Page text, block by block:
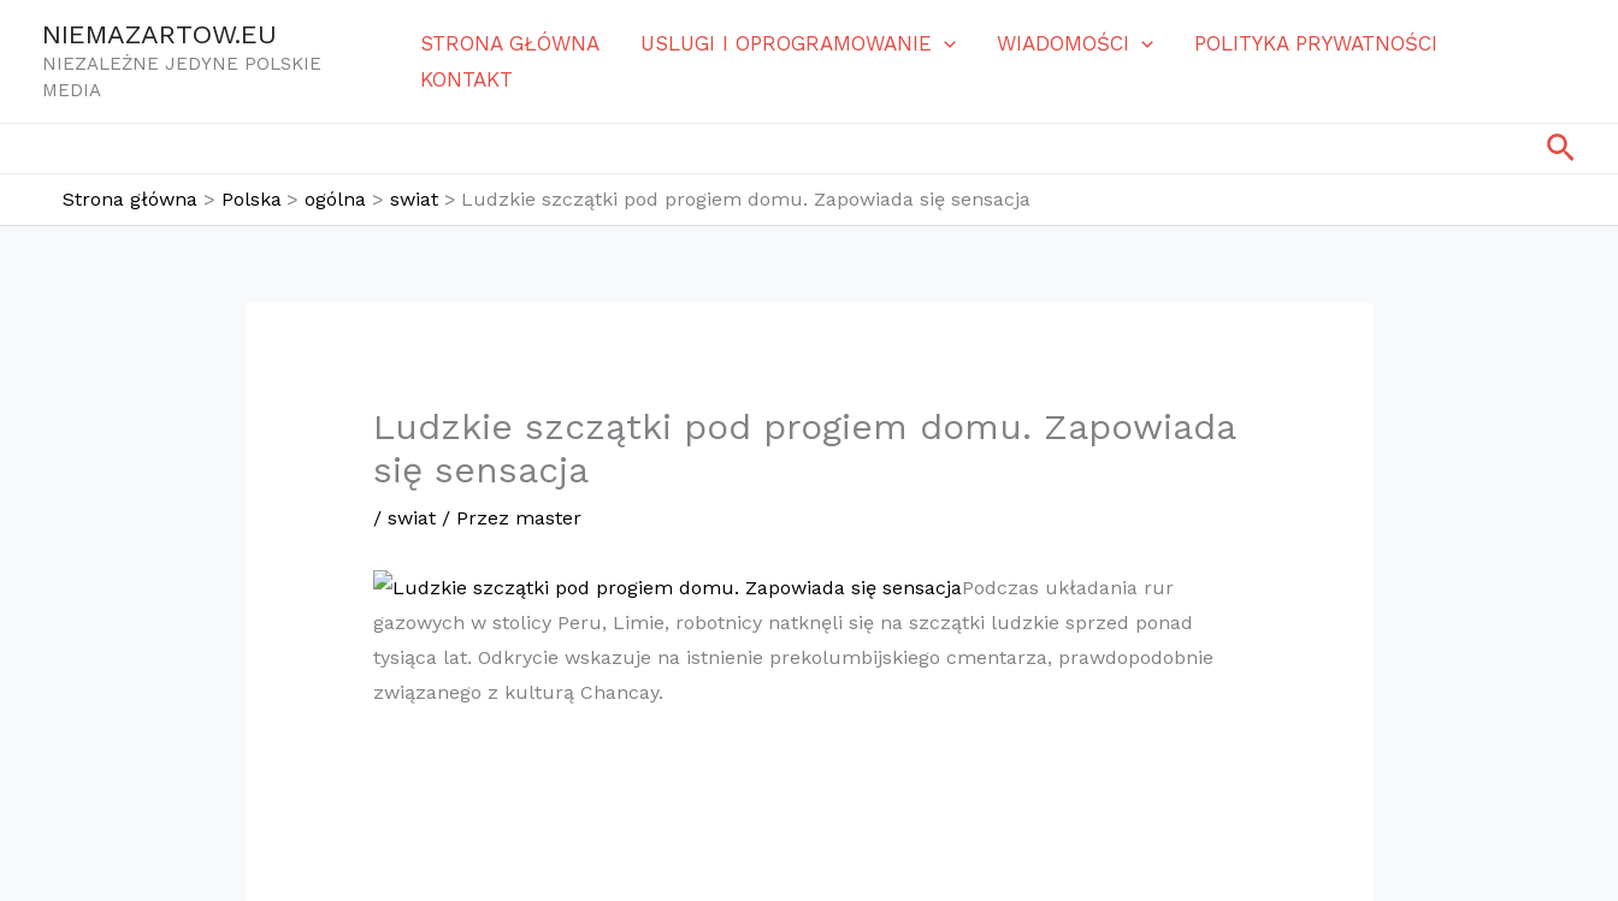
treści
NIEMAZARTOW.EU
NIEZALEŻNE JEDYNE POLSKIE
MEDIA
STRONA GŁÓWNA USLUGI I OPROGRAMOWANIE WIADOMOŚCI
POLITYKA PRYWATNOŚCI
KONTAKT
Strona główna Polska ogólna swiat Ludzkie szczątki pod progiem domu. Zapowiada się sensacja
Ludzkie szczątki pod progiem domu. Zapowiada
się sensacja
/swiat / Przez master
Podczas układania rur
gazowych w stolicy Peru, Limie, robotnicy natknęli się na szczątki ludzkie sprzed ponad
tysiąca lat. Odkrycie wskazuje na istnienie prekolumbijskiego cmentarza, prawdopodobnie
związanego z kulturą Chancay.